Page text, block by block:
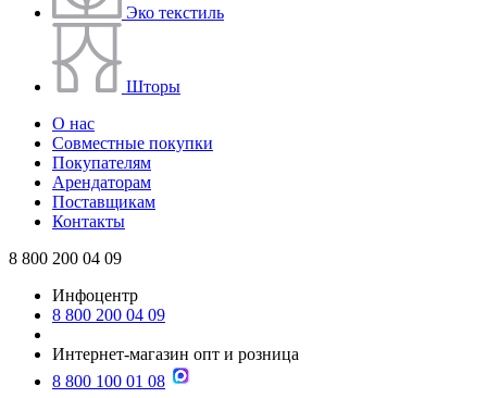
Эко текстиль
Шторы
О нас
Совместные покупки
Покупателям
Арендаторам
Поставщикам
Контакты
8 800 200 04 09
Инфоцентр
8 800 200 04 09
Интернет-магазин опт и розница
8 800 100 01 08